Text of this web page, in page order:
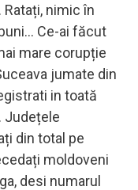
nimic în
Ce-ai făcut
mare corupție
jumate din
in toată
Județele
din total pe
moldoveni
desi numarul